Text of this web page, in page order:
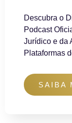
Descubra o
Podcast
Jurídico e da
Plataformas
SAIBA